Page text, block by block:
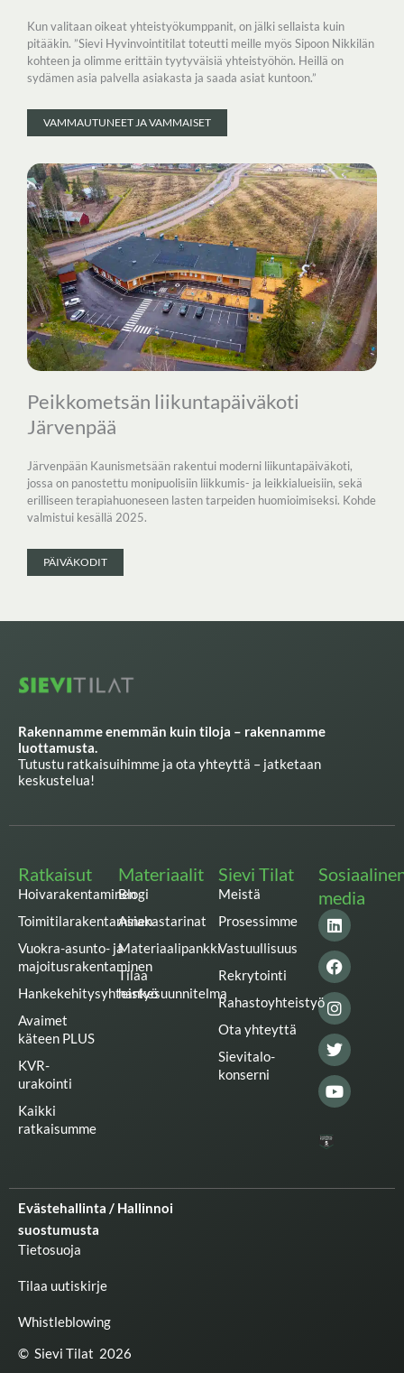
Kun valitaan oikeat yhteistyökumppanit, on jälki sellaista kuin
pitääkin. ”Sievi Hyvinvointitilat toteutti meille myös Sipoon Nikkilän
kohteen ja olimme erittäin tyytyväisiä yhteistyöhön. Heillä on
sydämen asia palvella asiakasta ja saada asiat kuntoon.”
VAMMAUTUNEET JA VAMMAISET
Peikkometsän liikuntapäiväkoti
Järvenpää
Järvenpään Kaunismetsään rakentui moderni liikuntapäiväkoti,
jossa on panostettu monipuolisiin liikkumis- ja leikkialueisiin, sekä
erilliseen terapiahuoneseen lasten tarpeiden huomioimiseksi. Kohde
valmistui kesällä 2025.
PÄIVÄKODIT
Rakennamme enemmän kuin tiloja – rakennamme
luottamusta.
Tutustu ratkaisuihimme ja ota yhteyttä – jatketaan
keskustelua!
Ratkaisut
Hoivarakentaminen
Toimitilarakentaminen
Vuokra-asunto- ja
majoitusrakentaminen
Hankekehitysyhteistyö
Avaimet
käteen PLUS
KVR-
urakointi
Kaikki
ratkaisumme
Materiaalit
Blogi
Asiakastarinat
Materiaalipankki
Tilaa
hankesuunnitelma
Sievi Tilat
Meistä
Prosessimme
Vastuullisuus
Rekrytointi
Rahastoyhteistyö
Ota yhteyttä
Sievitalo-
konserni
media
L
i
n
k
e
d
i
n
F
a
c
e
b
o
o
k
I
n
s
t
a
g
r
a
m
T
w
i
t
t
e
r
Y
o
u
t
u
b
e
Evästehallinta / Hallinnoi
suostumusta
Tietosuoja
Tilaa uutiskirje
Whistleblowing
© Sievi Tilat 2026